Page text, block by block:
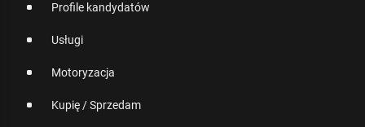
Profile kandydatów
Usługi
Motoryzacja
Kupię / Sprzedam